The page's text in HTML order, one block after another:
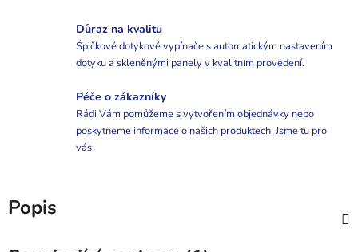
Důraz na kvalitu
Špičkové dotykové vypínače s automatickým nastavením
dotyku a skleněnými panely v kvalitním provedení.
Péče o zákazníky
Rádi Vám pomůžeme s vytvořením objednávky nebo
poskytneme informace o našich produktech. Jsme tu pro
vás.
Popis